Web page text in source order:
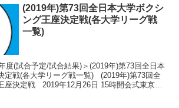
(2019年)第73回全日本大学ボクシ
ング王座決定戦(各大学リーグ戦
一覧)
度(試合予定/試合結果)＞(2019年)第73回全日本
定戦(各大学リーグ戦一覧) (2019年)第73回全
座決定戦 2019年12月26日 15時開会式東京都